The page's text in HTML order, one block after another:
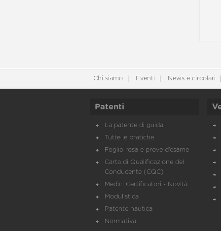
Chi siamo Eventi News e circolari
Patenti
La patente di guida
Tutte le pratiche
Foglio rosa e prove d’esame
Carta di Qualificazione del
Conducente (CQC)
Medici Certificatori - Novità
Modulistica
Patente nautica
Normativa